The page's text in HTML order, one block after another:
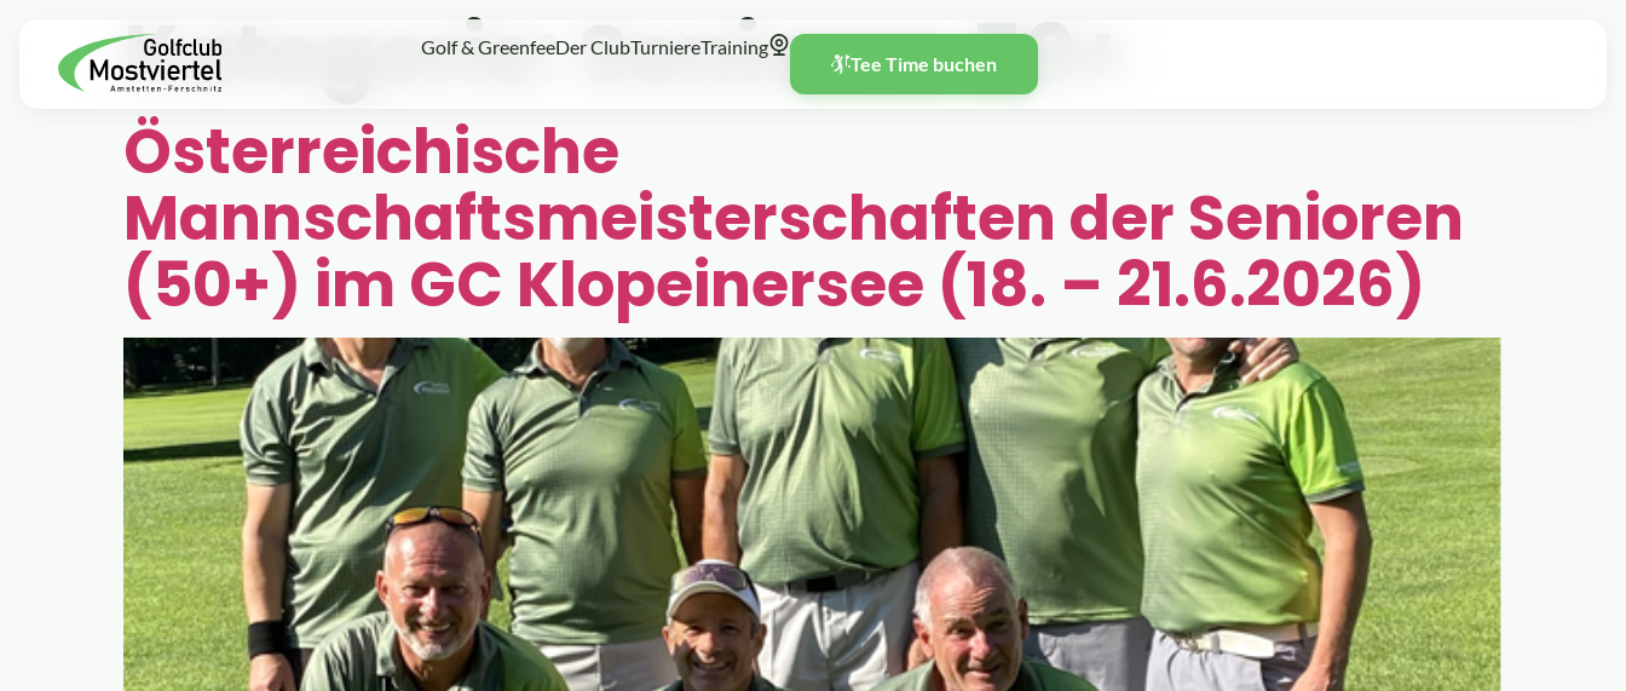
Golf & GreenfeeDer ClubTurniereTraining
Tee Time buchen
Kategorie:Senioren 50+
Österreichische
Mannschaftsmeisterschaften der Senioren
(50+) im GC Klopeinersee (18. – 21.6.2026)